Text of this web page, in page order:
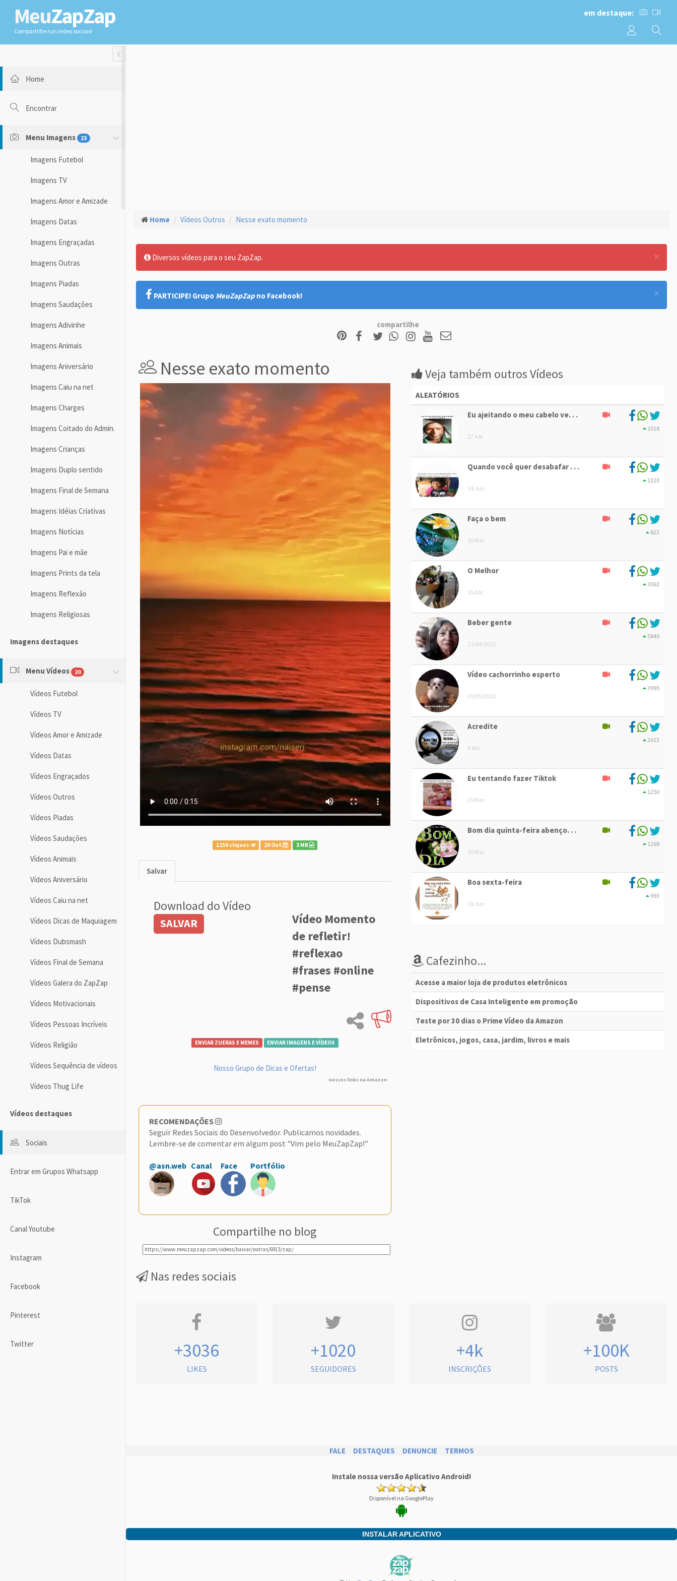
MeuZapZap
Compartilhe nas redes sociais!
em destaque:
Toggle Fullwidth
Home
Encontrar
Menu Imagens 23
Imagens Futebol
Imagens TV
Imagens Amor e Amizade
Imagens Datas
Imagens Engraçadas
Imagens Outras
Imagens Piadas
Imagens Saudações
Imagens Adivinhe
Imagens Animais
Imagens Aniversário
Imagens Caiu na net
Imagens Charges
Imagens Coitado do Admin.
Imagens Crianças
Imagens Duplo sentido
Imagens Final de Semana
Imagens Idéias Criativas
Imagens Notícias
Imagens Pai e mãe
Imagens Prints da tela
Imagens Reflexão
Imagens Religiosas
Imagens destaques
Menu Vídeos 20
Vídeos Futebol
Vídeos TV
Vídeos Amor e Amizade
Vídeos Datas
Vídeos Engraçados
Vídeos Outros
Vídeos Piadas
Vídeos Saudações
Vídeos Animais
Vídeos Aniversário
Vídeos Caiu na net
Vídeos Dicas de Maquiagem
Vídeos Dubsmash
Vídeos Final de Semana
Vídeos Galera do ZapZap
Vídeos Motivacionais
Vídeos Pessoas Incríveis
Vídeos Religião
Vídeos Sequência de vídeos
Vídeos Thug Life
Vídeos destaques
Sociais
Entrar em Grupos Whatsapp
TikTok
Canal Youtube
Instagram
Facebook
Pinterest
Twitter
Home Vídeos Outros Nesse exato momento
×
Diversos vídeos para o seu ZapZap.
×
PARTICIPE! Grupo MeuZapZap no Facebook!
compartilhe
Nesse exato momento
1250 cliques 29 Out 3 MB
Salvar
Download do Vídeo
SALVAR
Vídeo Momento
de refletir!
#reflexao
#frases #online
#pense
ENVIAR ZUERAS E MEMES ENVIAR IMAGENS E VÍDEOS
Nosso Grupo de Dicas e Ofertas!
nossos links na Amazon
RECOMENDAÇÕES
Seguir Redes Sociais do Desenvolvedor. Publicamos novidades.
Lembre-se de comentar em algum post "Vim pelo MeuZapZap!"
@asn.web Canal Face Portfólio
Compartilhe no blog
Veja também outros Vídeos
ALEATÓRIOS
Eu ajeitando o meu cabelo ve. . .
27 Abr
1018
Quando você quer desabafar . . .
14 Jun
1320
Faça o bem
19 Mar
823
O Melhor
15 Abr
3062
Beber gente
11/04/2015
5840
Vídeo cachorrinho esperto
29/05/2016
3995
Acredite
3 Abr
2613
Eu tentando fazer Tiktok
25 Mar
1250
Bom dia quinta-feira abenço. . .
16 Mar
1268
Boa sexta-feira
18 Jun
993
Cafezinho...
Acesse a maior loja de produtos eletrônicos
Dispositivos de Casa Inteligente em promoção
Teste por 30 dias o Prime Vídeo da Amazon
Eletrônicos, jogos, casa, jardim, livros e mais
Nas redes sociais
+3036
LIKES
+1020
SEGUIDORES
+4k
INSCRIÇÕES
+100K
POSTS
FALE DESTAQUES DENUNCIE TERMOS
Instale nossa versão Aplicativo Android!
Disponível na GooglePlay
INSTALAR APLICATIVO